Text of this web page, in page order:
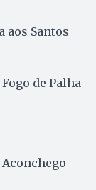
aos Santos
de Palha